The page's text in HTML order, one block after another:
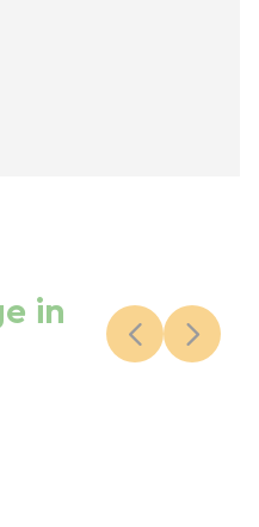
in